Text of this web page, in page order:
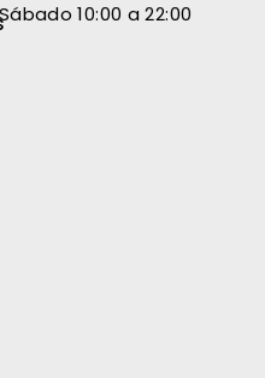
10:00 a 22:00